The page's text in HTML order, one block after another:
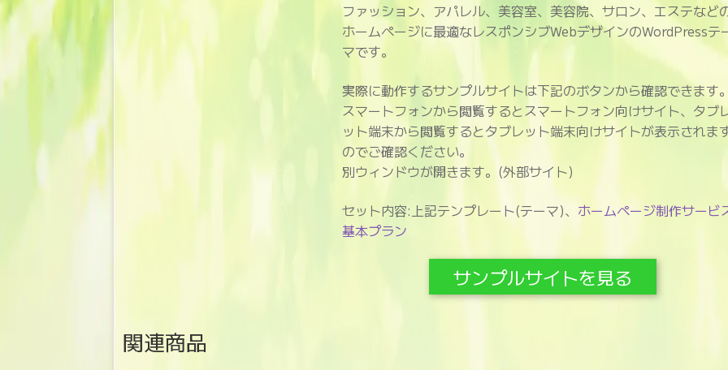
ファッション、アパレル、美容室、美容院、サロン、エステなど
ホームページに最適なレスポンシブWebデザインのWordPressテ
マです。
実際に動作するサンプルサイトは下記のボタンから確認できます
スマートフォンから閲覧するとスマートフォン向けサイト、タブ
ット端末から閲覧するとタブレット端末向けサイトが表示されま
のでご確認ください。
別ウィンドウが開きます。(外部サイト)
セット内容:上記テンプレート(テーマ)、 ホームページ制作サービ
基本プラン
サンプルサイトを見る
関連商品